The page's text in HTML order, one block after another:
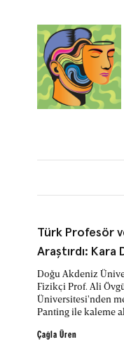
Türk Profesör
Araştırdı: Kara
Kuantum Fiziği
Doğu Akdeniz
Fizikçi Prof. Ali
Üniversitesi'nden
Panting ile kaleme
mekaniğini
Çağla Üren